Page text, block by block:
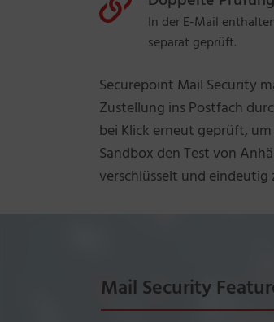
In der E-Mail
separat geprüft.
Securepoint Mail Security
Zustellung ins Postfach
bei Klick erneut geprüft,
Sandbox den Test von
verschlüsselt und
Mail Security